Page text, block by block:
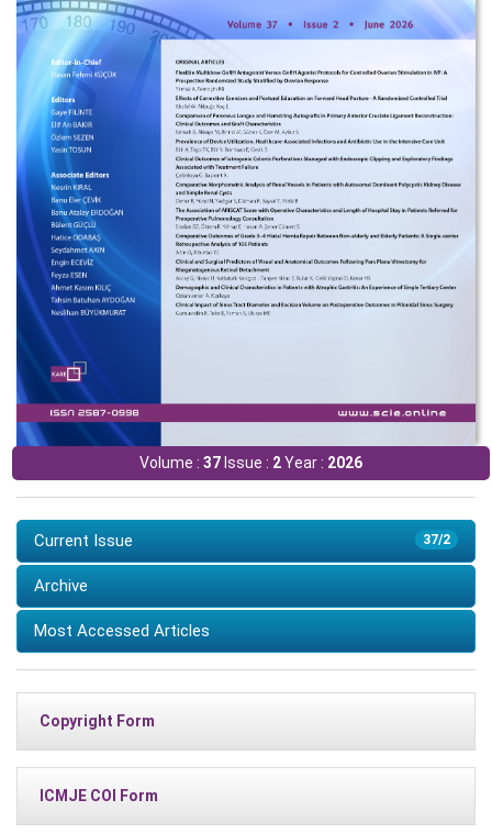
Volume : 37Issue : 2Year : 2026
37/2
Current Issue
Archive
Most Accessed Articles
Copyright Form
ICMJE COI Form